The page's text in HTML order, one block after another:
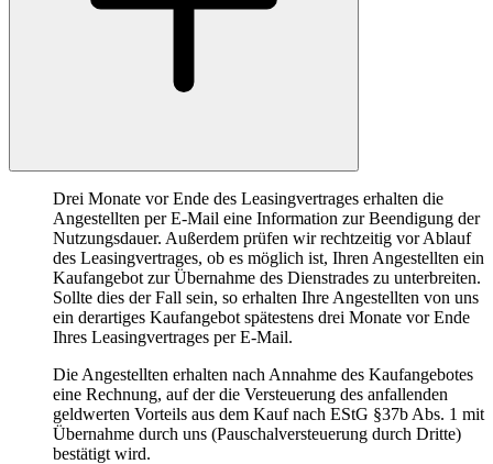
Drei Monate vor Ende des Leasingvertrages erhalten die
Angestellten per E-Mail eine Information zur Beendigung der
Nutzungsdauer. Außerdem prüfen wir rechtzeitig vor Ablauf
des Leasingvertrages, ob es möglich ist, Ihren Angestellten ein
Kaufangebot zur Übernahme des Dienstrades zu unterbreiten.
Sollte dies der Fall sein, so erhalten Ihre Angestellten von uns
ein derartiges Kaufangebot spätestens drei Monate vor Ende
Ihres Leasingvertrages per E-Mail.
Die Angestellten erhalten nach Annahme des Kaufangebotes
eine Rechnung, auf der die Versteuerung des anfallenden
geldwerten Vorteils aus dem Kauf nach EStG §37b Abs. 1 mit
Übernahme durch uns (Pauschalversteuerung durch Dritte)
bestätigt wird.